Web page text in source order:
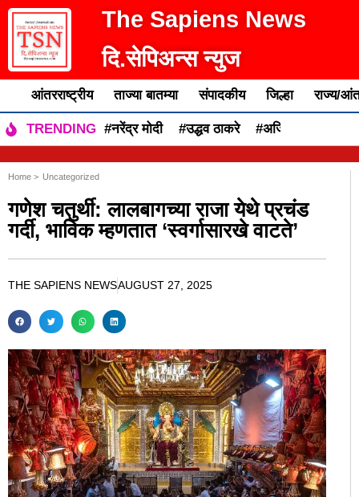
The Sapiens News
दि.सेपिअन्स न्युज
आंतरराष्ट्रीय ताज्या बातम्या संपादकीय जिल्हा राज्य/
TRENDING #नरेंद्र मोदी #उद्धव ठाकरे #अजित पवार
Home > Uncategorized
गणेश चतुर्थी: लालबागच्या राजा येथे प्रचंड
गर्दी, भाविक म्हणतात ‘स्वर्गासारखे वाटते’
THE SAPIENS NEWSAUGUST 27, 2025